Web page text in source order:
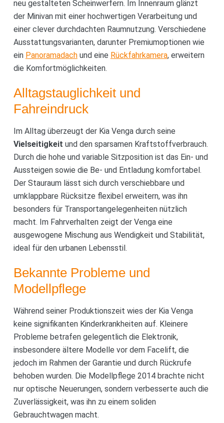
neu gestalteten Scheinwerfern. Im Innenraum glänzt
der Minivan mit einer hochwertigen Verarbeitung und
einer clever durchdachten Raumnutzung. Verschiedene
Ausstattungsvarianten, darunter Premiumoptionen wie
ein Panoramadachund eine Rückfahrkamera, erweitern
die Komfortmöglichkeiten.
Alltagstauglichkeit und
Fahreindruck
Im Alltag überzeugt der Kia Venga durch seine
Vielseitigkeit und den sparsamen Kraftstoffverbrauch.
Durch die hohe und variable Sitzposition ist das Ein- und
Aussteigen sowie die Be- und Entladung komfortabel.
Der Stauraum lässt sich durch verschiebbare und
umklappbare Rücksitze flexibel erweitern, was ihn
besonders für Transportangelegenheiten nützlich
macht. Im Fahrverhalten zeigt der Venga eine
ausgewogene Mischung aus Wendigkeit und Stabilität,
ideal für den urbanen Lebensstil.
Bekannte Probleme und
Modellpflege
Während seiner Produktionszeit wies der Kia Venga
keine signifikanten Kinderkrankheiten auf. Kleinere
Probleme betrafen gelegentlich die Elektronik,
insbesondere ältere Modelle vor dem Facelift, die
jedoch im Rahmen der Garantie und durch Rückrufe
behoben wurden. Die Modellpflege 2014 brachte nicht
nur optische Neuerungen, sondern verbesserte auch die
Zuverlässigkeit, was ihn zu einem soliden
Gebrauchtwagen macht.